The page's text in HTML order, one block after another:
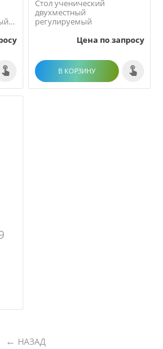
Стол ученический
двухместный
регулируемый
Цена по запросу
В КОРЗИНУ
НАЗАД